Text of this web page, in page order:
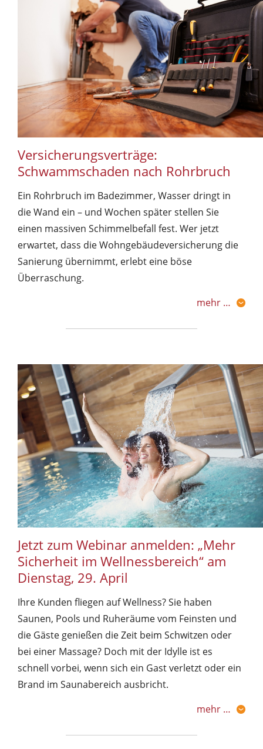
Versicherungsverträge:
Schwammschaden nach Rohrbruch
Ein Rohrbruch im Badezimmer, Wasser dringt in
die Wand ein – und Wochen später stellen Sie
einen massiven Schimmelbefall fest. Wer jetzt
erwartet, dass die Wohngebäudeversicherung die
Sanierung übernimmt, erlebt eine böse
Überraschung.
mehr …
Jetzt zum Webinar anmelden: „Mehr
Sicherheit im Wellnessbereich“ am
Dienstag, 29. April
Ihre Kunden fliegen auf Wellness? Sie haben
Saunen, Pools und Ruheräume vom Feinsten und
die Gäste genießen die Zeit beim Schwitzen oder
bei einer Massage? Doch mit der Idylle ist es
schnell vorbei, wenn sich ein Gast verletzt oder ein
Brand im Saunabereich ausbricht.
mehr …